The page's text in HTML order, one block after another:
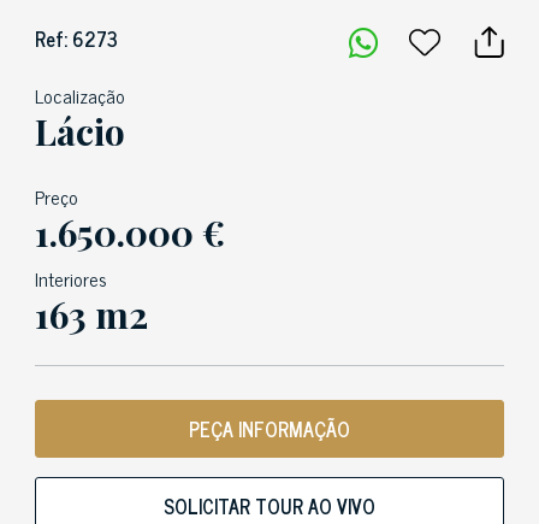
Ref: 6273
Localização
Lácio
Preço
1.650.000 €
Interiores
163 m2
PEÇA INFORMAÇÃO
SOLICITAR TOUR AO VIVO